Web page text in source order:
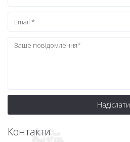
Надіслати
Контакти